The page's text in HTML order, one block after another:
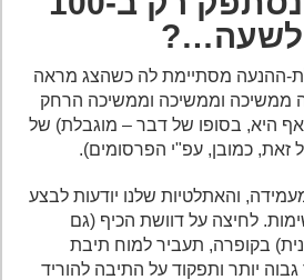
לשעה…?
5 כפולת-ההנעה מסתיימת לה כשהצג מראה
ממשיכה וממשיכה וממשיכה הרחק
היא, בסופו של דבר – מוגבלת) של
והאתלטיות שלנו יודעות לבצע
לחיצה על דוושת הכיף (גם
בקופרה, תעביר למוח תיבת
יותר ותפקוד על התיבה להוריד